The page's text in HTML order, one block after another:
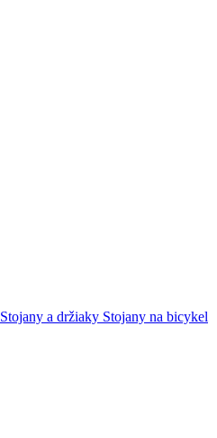
Stojany a držiaky Stojany na bicykel